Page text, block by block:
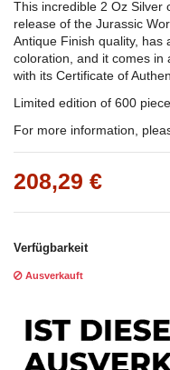
This incredible 2 Oz Silver
release of the Jurassic
Antique Finish quality, has
coloration, and it comes in
with its Certificate of
Limited edition of 600
For more information,
208,29 €
Verfügbarkeit
Ausverkauft